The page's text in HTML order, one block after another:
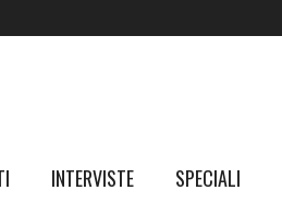
INTERVISTE SPECIALI